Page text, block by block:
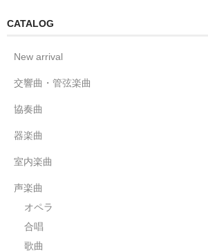
CATALOG
New arrival
交響曲・管弦楽曲
協奏曲
器楽曲
室内楽曲
声楽曲
オペラ
合唱
歌曲